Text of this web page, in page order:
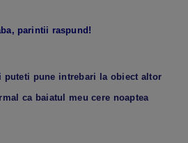
parintii raspund!
puteti pune intrebari la obiect altor
ca baiatul meu cere noaptea